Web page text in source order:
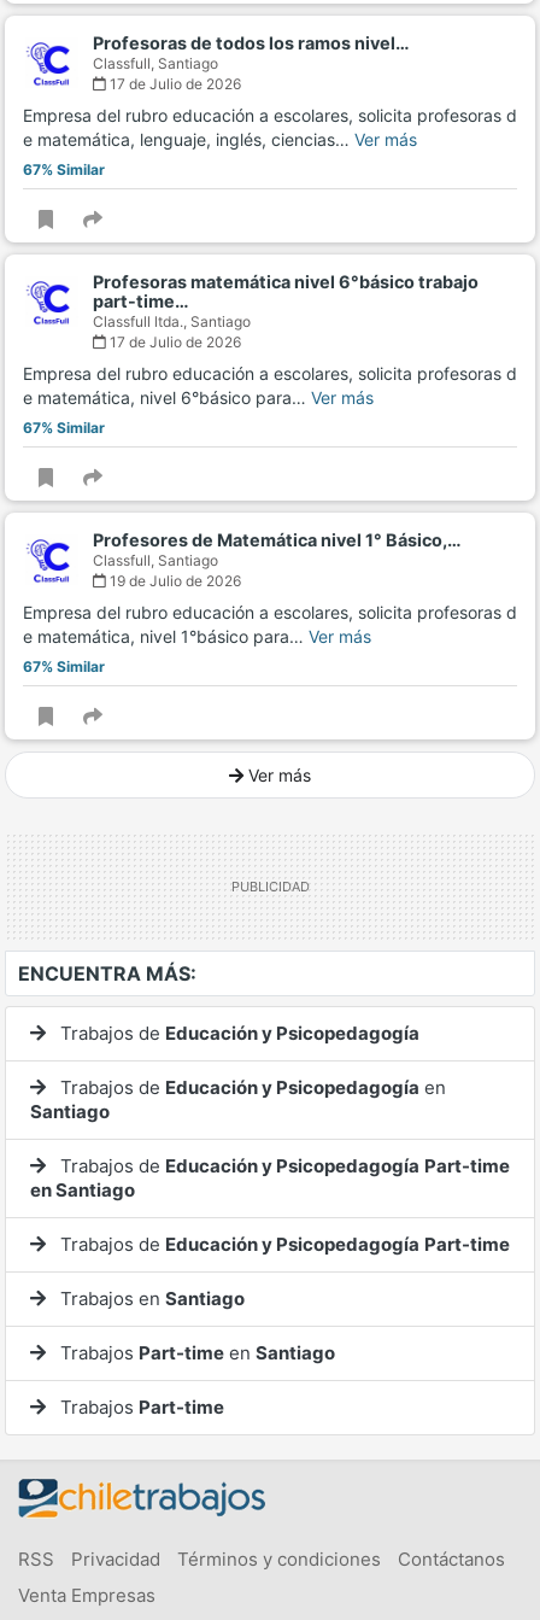
Profesoras de todos los ramos nivel…
Classfull, Santiago
17 de Julio de 2026
Empresa del rubro educación a escolares, solicita profesoras d
e matemática, lenguaje, inglés, ciencias… Ver más
67% Similar
Profesoras matemática nivel 6°básico trabajo
part-time…
Classfull ltda., Santiago
17 de Julio de 2026
Empresa del rubro educación a escolares, solicita profesoras d
e matemática, nivel 6°básico para… Ver más
67% Similar
Profesores de Matemática nivel 1° Básico,…
Classfull, Santiago
19 de Julio de 2026
Empresa del rubro educación a escolares, solicita profesoras d
e matemática, nivel 1°básico para… Ver más
67% Similar
Ver más
ENCUENTRA MÁS:
Trabajos de Educación y Psicopedagogía
Trabajos de Educación y Psicopedagogía en
Santiago
Trabajos de Educación y Psicopedagogía Part-time
en Santiago
Trabajos de Educación y Psicopedagogía Part-time
Trabajos en Santiago
Trabajos Part-time en Santiago
Trabajos Part-time
RSS Privacidad Términos y condiciones
Contáctanos
Venta Empresas